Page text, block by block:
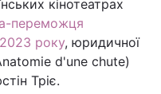
кінотеатрах
переможця
року, юридичної
d'une chute)
Тріє.